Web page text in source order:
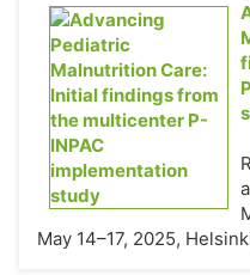
May 14–17, 2025,